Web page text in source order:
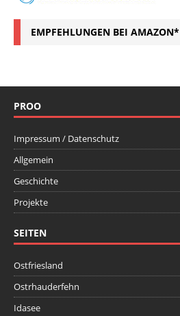
EMPFEHLUNGEN BEI AMAZON*
PROO
Impressum / Datenschutz
Allgemein
Geschichte
Projekte
SEITEN
Ostfriesland
Ostrhauderfehn
Idasee